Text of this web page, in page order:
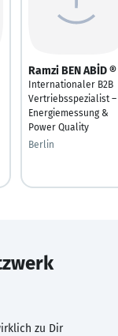
Ramzi BEN ABİD ®
Internationaler B2B
Vertriebsspezialist –
Energiemessung &
Power Quality
Berlin
zu Dir